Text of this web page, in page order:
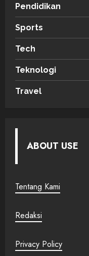
Pendidikan
Sports
Tech
Teknologi
Travel
ABOUT USE
Tentang Kami
Redaksi
Privacy Policy